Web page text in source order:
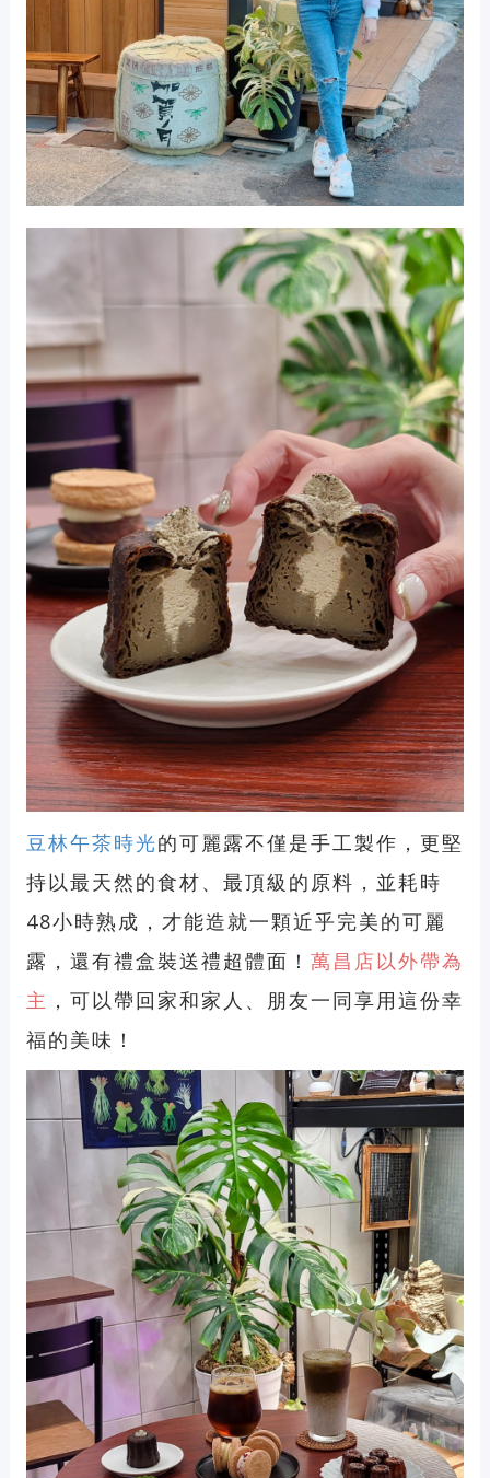
豆林午茶時光的可麗露不僅是手工製作，更堅
持以最天然的食材、最頂級的原料，並耗時
48小時熟成，才能造就一顆近乎完美的可麗
露，還有禮盒裝送禮超體面！ 萬昌店以外帶為
主 ，可以帶回家和家人、朋友一同享用這份幸
福的美味！